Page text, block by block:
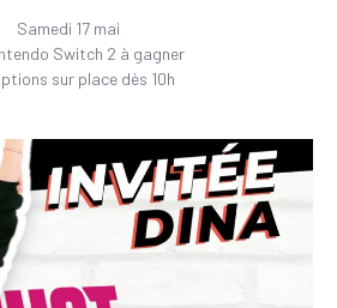
Samedi 17 mai
Switch 2 à gagner
sur place dès 10h